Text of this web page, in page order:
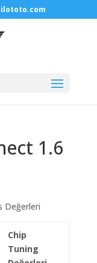
1.6
Değerleri
Chip
Tuning